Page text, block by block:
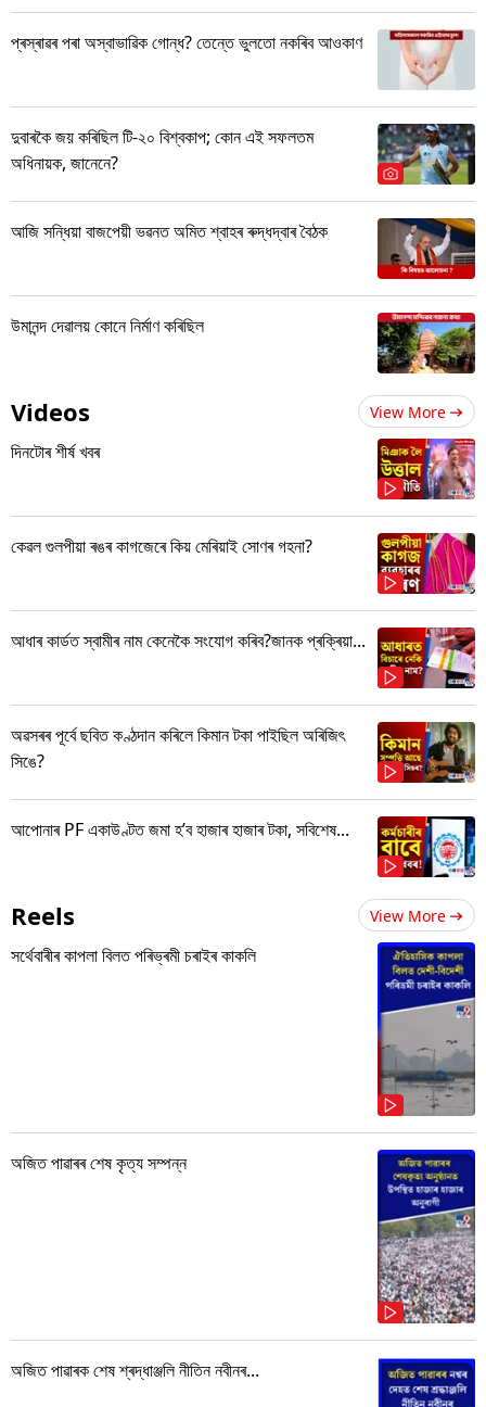
প্ৰস্ৰাৱৰ পৰা অস্বাভাৱিক গোন্ধ? তেন্তে ভুলতো নকৰিব আওকাণ
দুবাৰকৈ জয় কৰিছিল টি-২০ বিশ্বকাপ; কোন এই সফলতম
অধিনায়ক, জানেনে?
আজি সন্ধিয়া বাজপেয়ী ভৱনত অমিত শ্বাহৰ ৰুদ্ধদ্বাৰ বৈঠক
উমানন্দ দেৱালয় কোনে নিৰ্মাণ কৰিছিল
Videos View More
দিনটোৰ শীৰ্ষ খবৰ
কেৱল গুলপীয়া ৰঙৰ কাগজেৰে কিয় মেৰিয়াই সোণৰ গহনা?
আধাৰ কাৰ্ডত স্বামীৰ নাম কেনেকৈ সংযোগ কৰিব?জানক প্ৰক্ৰিয়া...
অৱসৰৰ পূৰ্বে ছবিত কণ্ঠদান কৰিলে কিমান টকা পাইছিল অৰিজিৎ
সিঙে?
আপোনাৰ PF একাউণ্টত জমা হ’ব হাজাৰ হাজাৰ টকা, সবিশেষ...
Reels View More
সৰ্থেবাৰীৰ কাপলা বিলত পৰিভ্ৰমী চৰাইৰ কাকলি
অজিত পাৱাৰৰ শেষ কৃত্য সম্পন্ন
অজিত পাৱাৰক শেষ শ্ৰদ্ধাঞ্জলি নীতিন নবীনৰ...